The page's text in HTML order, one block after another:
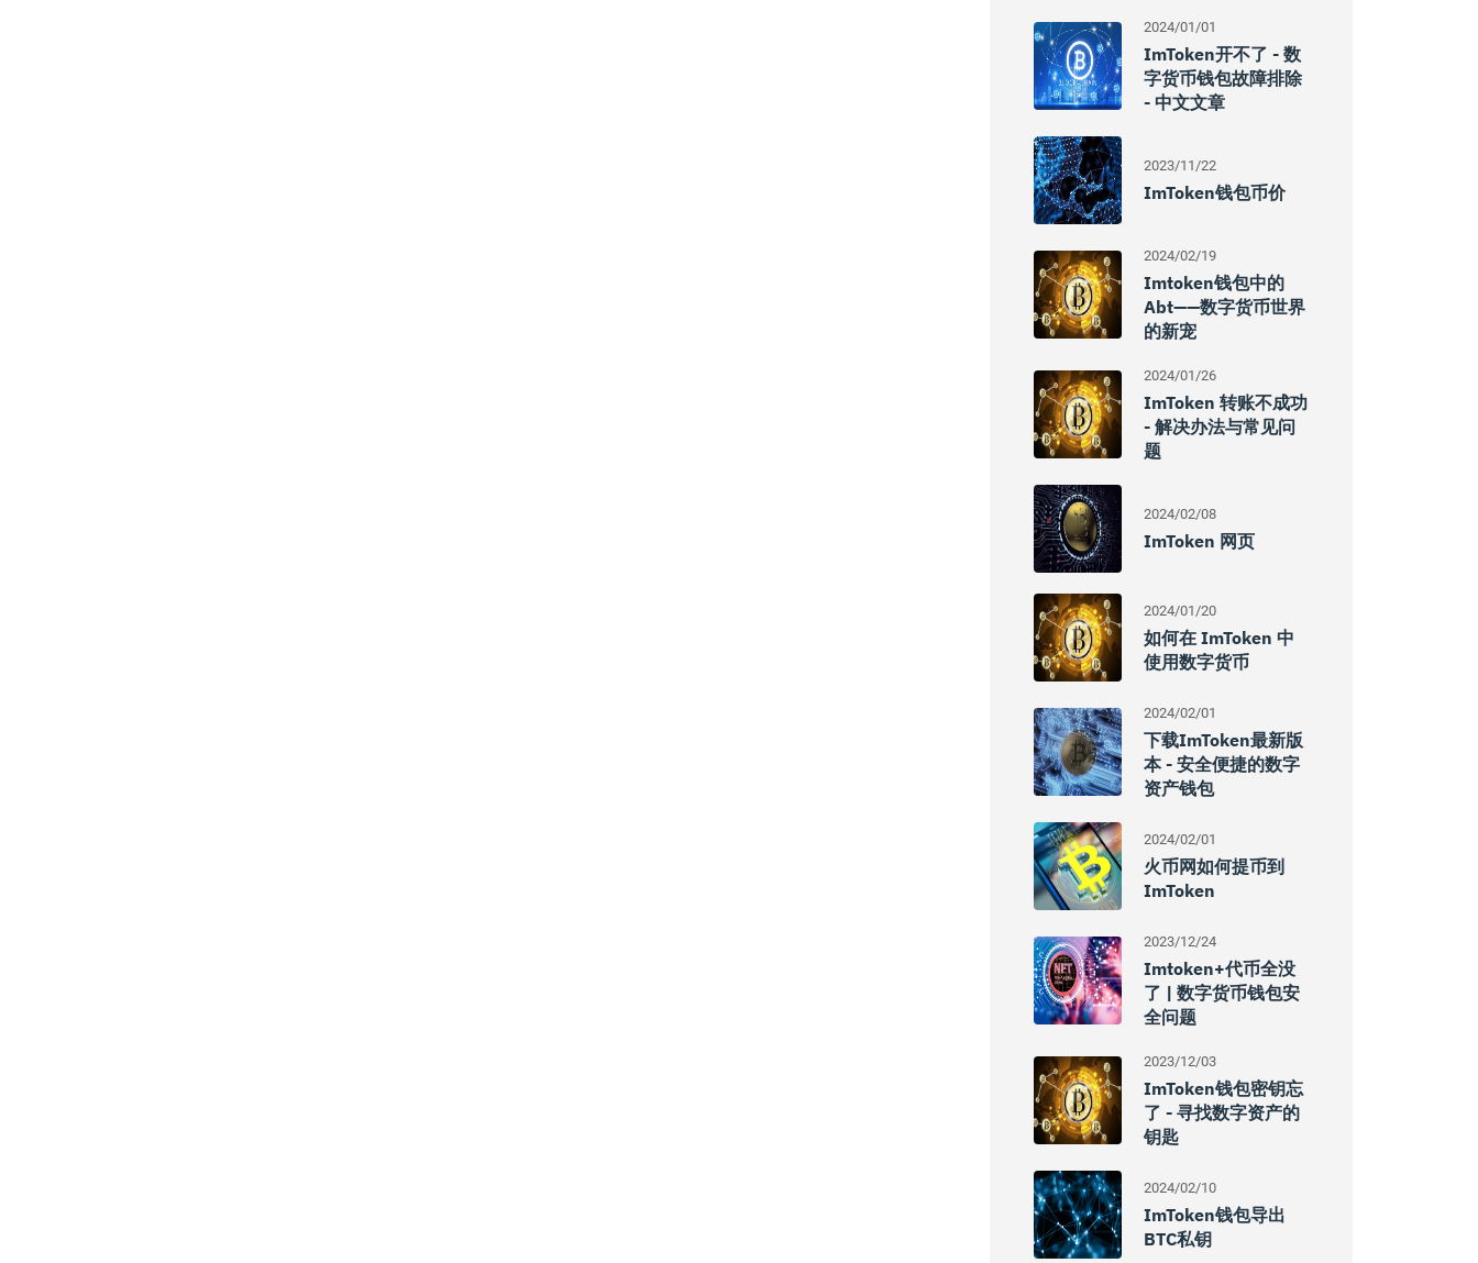
2024/01/01
ImToken开不了 - 数
字货币钱包故障排除
- 中文文章
2023/11/22
ImToken钱包币价
2024/02/19
Imtoken钱包中的
Abt——数字货币世界
的新宠
2024/01/26
ImToken 转账不成功
- 解决办法与常见问
题
2024/02/08
ImToken 网页
2024/01/20
如何在 ImToken 中
使用数字货币
2024/02/01
下载imToken最新版
本 - 安全便捷的数字
资产钱包
2024/02/01
火币网如何提币到
ImToken
2023/12/24
Imtoken+代币全没
了 | 数字货币钱包安
全问题
2023/12/03
ImToken钱包密钥忘
了 - 寻找数字资产的
钥匙
2024/02/10
ImToken钱包导出
BTC私钥